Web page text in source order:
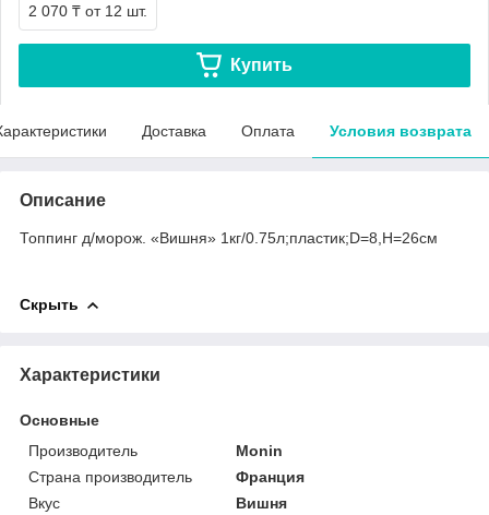
2 070 ₸ от 12 шт.
Купить
Доставка Оплата Условия возврата
Описание
Топпинг д/морож. «Вишня» 1кг/0.75л;пластик;D=8,H=26см
Скрыть
Характеристики
Основные
Производитель
Monin
Страна производитель
Франция
Вкус
Вишня